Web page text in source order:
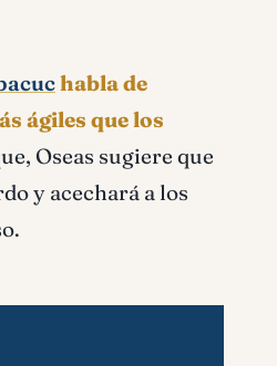
habla de
ágiles que los
Oseas sugiere que
y acechará a los